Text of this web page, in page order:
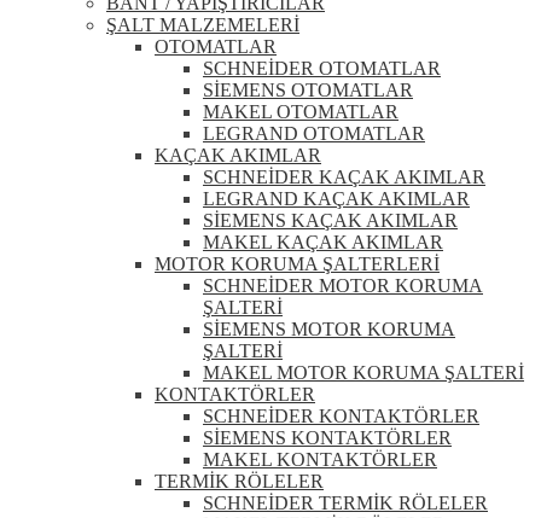
ŞALT MALZEMELERİ
OTOMATLAR
SCHNEİDER OTOMATLAR
SİEMENS OTOMATLAR
MAKEL OTOMATLAR
LEGRAND OTOMATLAR
KAÇAK AKIMLAR
SCHNEİDER KAÇAK AKIMLAR
LEGRAND KAÇAK AKIMLAR
SİEMENS KAÇAK AKIMLAR
MAKEL KAÇAK AKIMLAR
MOTOR KORUMA ŞALTERLERİ
SCHNEİDER MOTOR KORUMA
ŞALTERİ
SİEMENS MOTOR KORUMA
ŞALTERİ
MAKEL MOTOR KORUMA ŞALTERİ
KONTAKTÖRLER
SCHNEİDER KONTAKTÖRLER
SİEMENS KONTAKTÖRLER
MAKEL KONTAKTÖRLER
TERMİK RÖLELER
SCHNEİDER TERMİK RÖLELER